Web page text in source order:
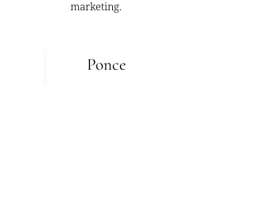
Ponce
marketing.